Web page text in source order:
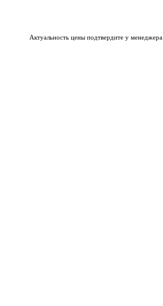
Актуальность цены подтвердите у менеджера